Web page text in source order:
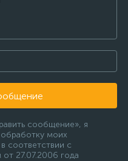
сообщение», я
моих
соответствии с
27.07.2006 года